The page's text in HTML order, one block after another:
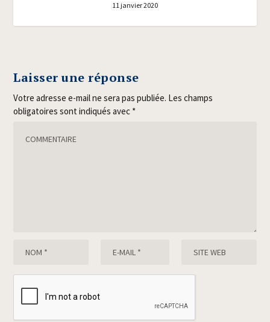
11 janvier 2020
Laisser une réponse
Votre adresse e-mail ne sera pas publiée. Les champs
obligatoires sont indiqués avec *